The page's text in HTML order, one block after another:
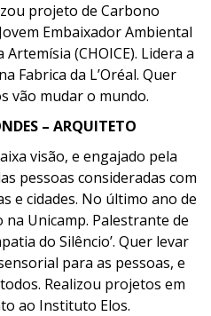
projeto de Carbono
Embaixador Ambiental
(CHOICE). Lidera a
Fabrica da L’Oréal. Quer
vão mudar o mundo.
– ARQUITETO
visão, e engajado pela
pessoas consideradas com
e cidades. No último ano de
Unicamp. Palestrante de
do Silêncio’. Quer levar
para as pessoas, e
Realizou projetos em
ao Instituto Elos.